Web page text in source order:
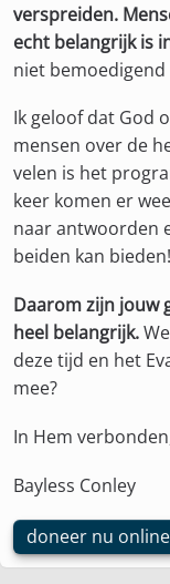
verspreiden.
echt belangrijk is
niet bemoedigend
Ik geloof dat God
mensen over de
velen is het
keer komen er
naar antwoorden
beiden kan bieden!
Daarom zijn jouw
heel belangrijk.
deze tijd en het
mee?
In Hem
Bayless Conley
doneer nu online